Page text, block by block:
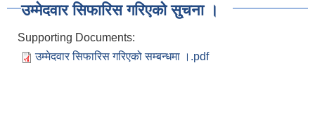
उम्मेदवार सिफारिस गरिएको सु्चना ।
Supporting Documents:
उम्मेदवार सिफारिस गरिएको सम्बन्धमा ।.pdf